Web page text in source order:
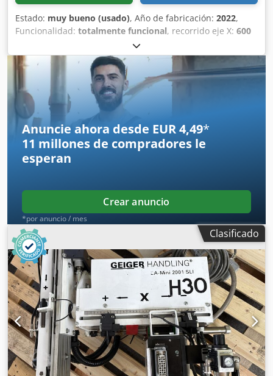
Estado: muy bueno (usado), Año de fabricación: 2022,
Funcionalidad: totalmente funcional, recorrido eje X: 600
1.200 mm
1.600 mm, Geiger MotionLiner 5.0 XD Nº de stock: 503650
Tipo de máquina/equipo: Manipulación Fabricante: Geiger
Modelo: MotionLiner 5.0 XD Año de fabricación: 2022 Peso
de manipulación: 5 kg Recorrido eje X: 600 mm Recorrido
eje Y: 1200 mm Dcodpfxjxuhkko Apbek Recorrido eje Z:
1600 mm Interfaz: EUR 67 Accesorios: EASYTouch HT320Z
Anuncie ahora desde EUR 4,49*
11 millones de compradores le
esperan
Crear anuncio
*por anuncio / mes
Clasificado